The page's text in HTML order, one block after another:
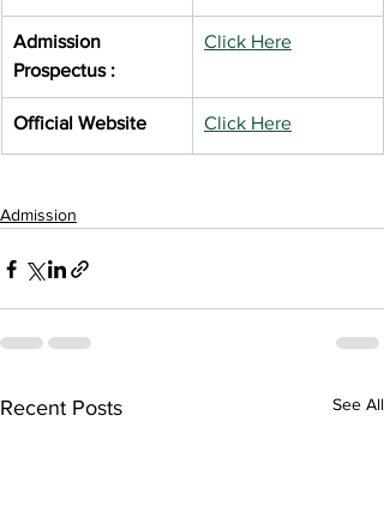
Admission
Prospectus :
Click Here
Official Website Click Here
Admission
Recent Posts See All